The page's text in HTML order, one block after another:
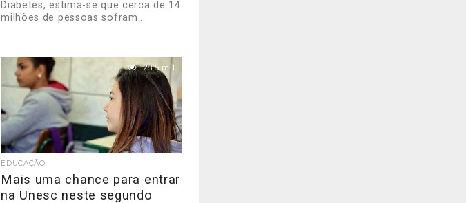
Diabetes, estima-se que cerca de 14
milhões de pessoas sofram...
28.5 mil
EDUCAÇÃO
Mais uma chance para entrar
na Unesc neste segundo